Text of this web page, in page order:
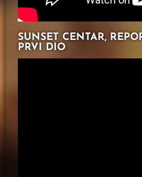
SUNSET CENTAR,
PRVI DIO